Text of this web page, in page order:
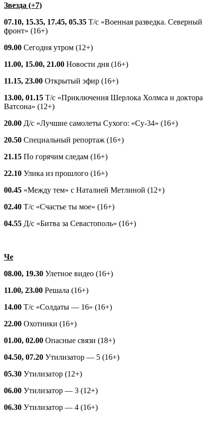
Звезда (+7)
07.10, 15.35, 17.45, 05.35 Т/с «Военная разведка. Северный
фронт» (16+)
09.00 Сегодня утром (12+)
11.00, 15.00, 21.00 Новости дня (16+)
11.15, 23.00 Открытый эфир (16+)
13.00, 01.15 Т/с «Приключения Шерлока Холмса и доктора
Ватсона» (12+)
20.00 Д/с «Лучшие самолеты Сухого: «Су-34» (16+)
20.50 Специальный репортаж (16+)
21.15 По горячим следам (16+)
22.10 Улика из прошлого (16+)
00.45 «Между тем» с Наталией Метлиной (12+)
02.40 Т/с «Счастье ты мое» (16+)
04.55 Д/с «Битва за Севастополь» (16+)
Че
08.00, 19.30 Улетное видео (16+)
11.00, 23.00 Решала (16+)
14.00 Т/с «Солдаты — 16» (16+)
22.00 Охотники (16+)
01.00, 02.00 Опасные связи (18+)
04.50, 07.20 Утилизатор — 5 (16+)
05.30 Утилизатор (12+)
06.00 Утилизатор — 3 (12+)
06.30 Утилизатор — 4 (16+)